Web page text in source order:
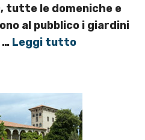
tutte le domeniche e
al pubblico i giardini
… Leggi tutto